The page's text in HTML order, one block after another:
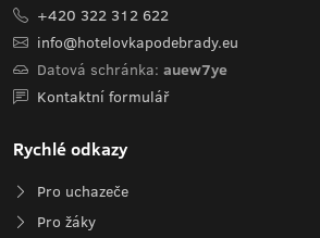
+420 322 312 622
info@hotelovkapodebrady.eu
Datová schránka: auew7ye
Kontaktní formulář
Rychlé odkazy
Pro uchazeče
Pro žáky